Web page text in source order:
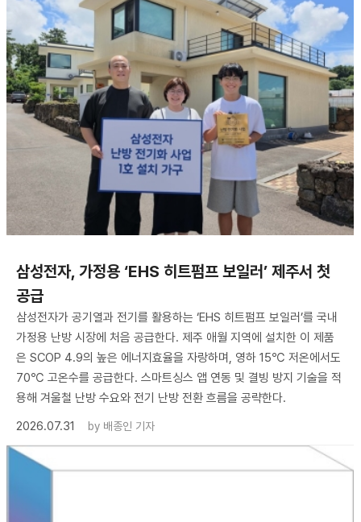
삼성전자, 가정용 ‘EHS 히트펌프 보일러’ 제주서 첫
공급
삼성전자가 공기열과 전기를 활용하는 ‘EHS 히트펌프 보일러’를 국내
가정용 난방 시장에 처음 공급한다. 제주 애월 지역에 설치한 이 제품
은 SCOP 4.9의 높은 에너지효율을 자랑하며, 영하 15℃ 저온에서도
70℃ 고온수를 공급한다. 스마트싱스 앱 연동 및 결빙 방지 기술을 적
용해 겨울철 난방 수요와 전기 난방 전환 흐름을 공략한다.
2026.07.31
by 배종인 기자